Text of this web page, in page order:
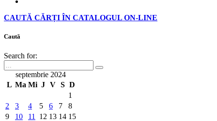
CAUTĂ CĂRȚI ÎN CATALOGUL ON-LINE
Caută
Search for:
septembrie 2024
L Ma Mi J V S D
1
2
3 4 5 6 7
8
9
10 11 12 13 14 15